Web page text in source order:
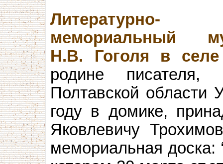
Литературно-
мемориальный
Н.В. Гоголя в
родине писателя,
Полтавской области
году в домике,
Яковлевичу
мемориальная доска: